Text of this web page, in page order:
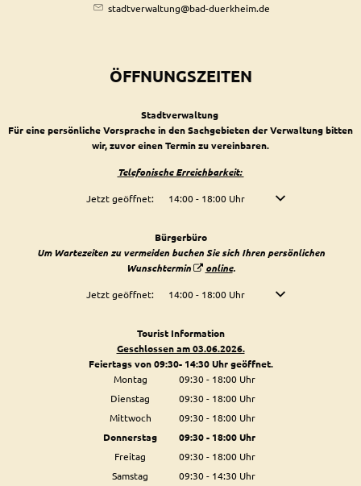
stadtverwaltung@bad-duerkheim.de
ÖFFNUNGSZEITEN
Stadtverwaltung
Für eine persönliche Vorsprache in den Sachgebieten der Verwaltung bitten
wir, zuvor einen Termin zu vereinbaren.
Telefonische Erreichbarkeit:
Klicken, um weitere Öffnungs- oder Schließzeiten auszublenden
Jetzt geöffnet: 14:00- 18:00 Uhr Von 14:00 bis 18:00
Bürgerbüro
Um Wartezeiten zu vermeiden buchen Sie sich Ihren persönlichen
Wunschtermin
online.
Klicken, um weitere Öffnungs- oder Schließzeiten auszublenden
Jetzt geöffnet: 14:00- 18:00 Uhr Von 14:00 bis 18:00
Tourist Information
Geschlossen am 03.06.2026.
Feiertags von 09:30- 14:30 Uhr geöffnet.
Montag
09:30- 18:00Uhr
Von 09:30 bis 18:00 Uhr
Dienstag 09:30- 18:00Uhr
Von 09:30 bis 18:00 Uhr
Mittwoch 09:30- 18:00Uhr
Von 09:30 bis 18:00 Uhr
Donnerstag 09:30- 18:00Uhr
Von 09:30 bis 18:00 Uhr
Freitag 09:30- 18:00Uhr
Von 09:30 bis 18:00 Uhr
Samstag 09:30- 14:30Uhr